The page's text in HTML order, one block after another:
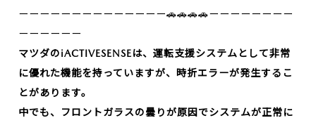
ーーーーーーーーーーーーーー🚗🚗🚗🚗ーーーーーーーー
ーーーーーー
マツダのiACTIVESENSEは、運転支援システムとして非常
に優れた機能を持っていますが、時折エラーが発生するこ
とがあります。
中でも、フロントガラスの曇りが原因でシステムが正常に